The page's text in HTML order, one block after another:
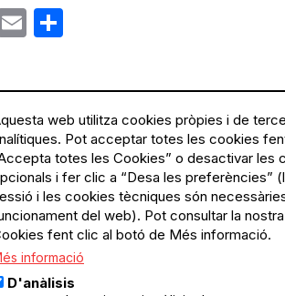
Email
Menú
Legal
Política de privacitat
Avís legal
Política de cookies
web utilitza cookies pròpies i de
Pot acceptar totes les cookies
totes les Cookies” o desactivar les
i fer clic a “Desa les preferències”
i les cookies tècniques són
del web). Pot consultar la
fent clic al botó de Més informació.
informació
D'anàlisis